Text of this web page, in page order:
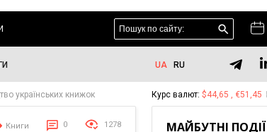
UA RU
українських книжок
Книги 0 1278
Курс валют: $44,65 , €51,45
МАЙБУТНІ ПОДІЇ